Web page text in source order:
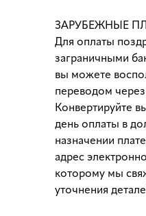
ЗАРУБЕЖНЫЕ
Для оплаты
заграничными
вы можете
переводом через
Конвертируйте
день оплаты в
назначении
адрес
которому мы
уточнения